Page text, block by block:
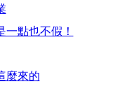
一點也不假！
麼來的